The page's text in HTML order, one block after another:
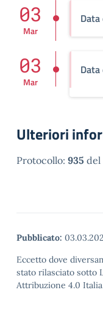
03
Mar
03
Mar
Ulteriori
Protocollo: 935 del
Pubblicato:
Eccetto dove
stato rilasciato sotto
Attribuzione 4.0